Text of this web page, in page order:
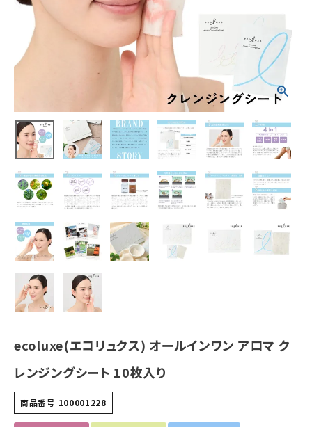
2,200 (税込)
ホーム
カテゴリーから探す
美容・コスメ・香水
衛生用品
日用品雑貨
フェムケア
インナー・下着・ナイトウェア
キッチン用品
フード・ドリンク
ecoluxe(エコリュクス) オールインワン アロマ ク
レンジングシート 10枚入り
商品番号 100001228